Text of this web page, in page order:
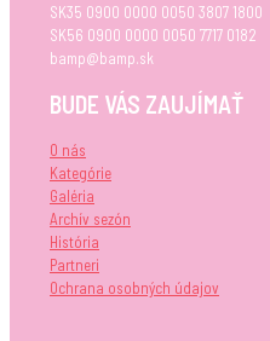
SK35 0900 0000 0050 3807 1800
SK56 0900 0000 0050 7717 0182
bamp@bamp.sk
BUDE VÁS ZAUJÍMAŤ
O nás
Kategórie
Galéria
Archív sezón
História
Partneri
Ochrana osobných údajov